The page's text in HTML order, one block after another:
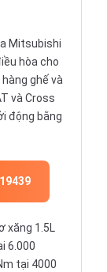
Mitsubishi
hòa cho
ghế và
và Cross
động bằng
xăng 1.5L
6.000
tại 4000